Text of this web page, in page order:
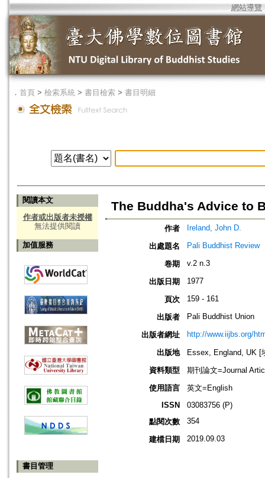
網站導覽
． 首頁 > 檢索系統 > 書目檢索 > 書目明細
閱讀本文
作者或出版者未授權
無法提供閱讀
加值服務
書目管理
The Buddha's Advice to
作者 Ireland, John D.
出處題名 Pali Buddhist Review
卷期 v.2 n.3
出版日期 1977
頁次 159 - 161
出版者 Pali Buddhist Union
出版者網址 http://www.iijbs.org/
出版地
Essex, England, UK [
資料類型
期刊論文=Journal
使用語言
英文=English
ISSN
03083756 (P)
點閱次數
354
建檔日期 2019.09.03